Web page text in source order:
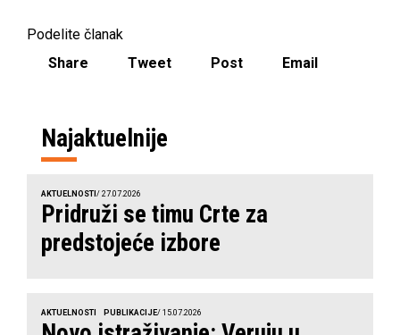
Podelite članak
Share
Tweet Post Email
Najaktuelnije
AKTUELNOSTI / 27.07.2026
Pridruži se timu Crte za
predstojeće izbore
AKTUELNOSTI PUBLIKACIJE/ 15.07.2026